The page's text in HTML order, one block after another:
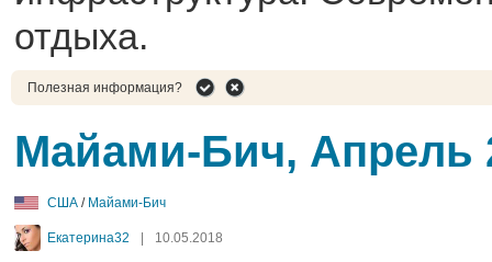
отдыха.
Полезная информация?
Майами-Бич, Апрель
США / Майами-Бич
Екатерина32 10.05.2018